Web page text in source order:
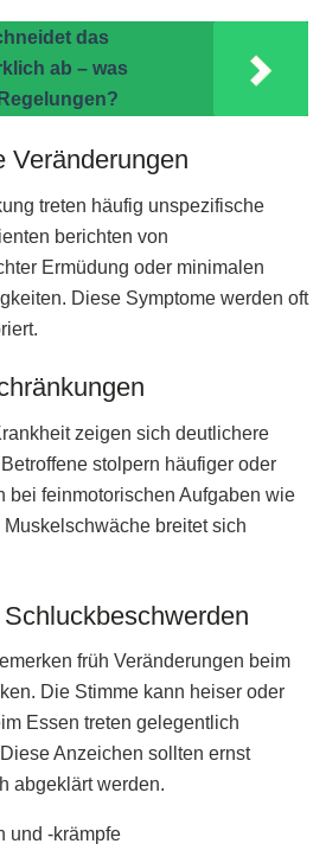
das
ab – was
Veränderungen
treten häufig unspezifische
berichten von
Ermüdung oder minimalen
Diese Symptome werden oft
zeigen sich deutlichere
stolpern häufiger oder
bei feinmotorischen Aufgaben wie
breitet sich
früh Veränderungen beim
Die Stimme kann heiser oder
Essen treten gelegentlich
Anzeichen sollten ernst
abgeklärt werden.
und -krämpfe